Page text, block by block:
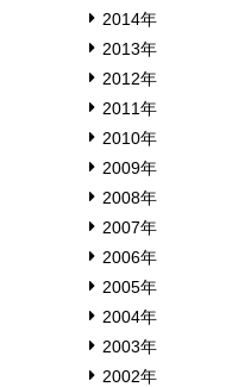
2014年
2013年
2012年
2011年
2010年
2009年
2008年
2007年
2006年
2005年
2004年
2003年
2002年